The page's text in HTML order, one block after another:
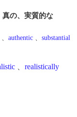
真の、実質的な
、 authentic 、 substantial
realistically